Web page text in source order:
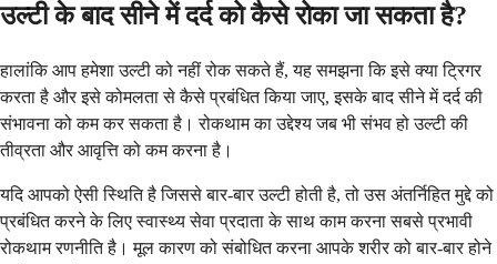
उल्टी के बाद सीने में दर्द को कैसे रोका जा सकता है?
हालांकि आप हमेशा उल्टी को नहीं रोक सकते हैं, यह समझना कि इसे क्या ट्रिगर
करता है और इसे कोमलता से कैसे प्रबंधित किया जाए, इसके बाद सीने में दर्द की
संभावना को कम कर सकता है। रोकथाम का उद्देश्य जब भी संभव हो उल्टी की
तीव्रता और आवृत्ति को कम करना है।
यदि आपको ऐसी स्थिति है जिससे बार-बार उल्टी होती है, तो उस अंतर्निहित मुद्दे को
प्रबंधित करने के लिए स्वास्थ्य सेवा प्रदाता के साथ काम करना सबसे प्रभावी
रोकथाम रणनीति है। मूल कारण को संबोधित करना आपके शरीर को बार-बार होने